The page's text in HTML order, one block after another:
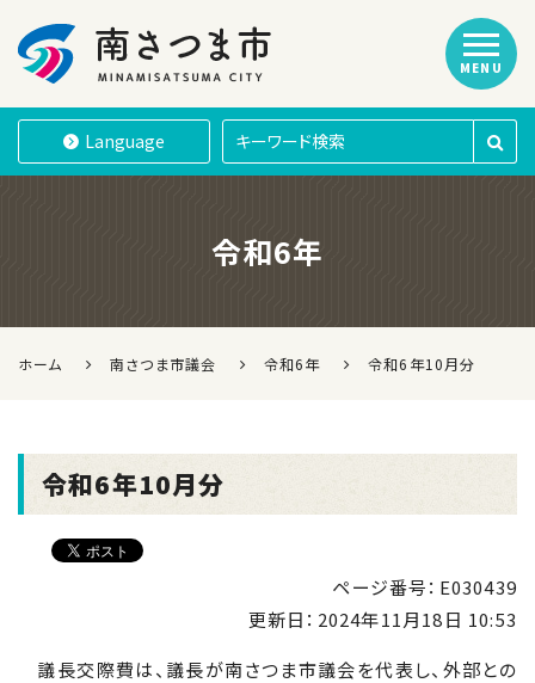
南さつま市
Language
MENU
令和6年
ホーム 南さつま市議会 令和6年 令和6年10月分
令和6年10月分
ページ番号：E030439
更新日： 2024年11月18日 10:53
議長交際費は、議長が南さつま市議会を代表し、外部との